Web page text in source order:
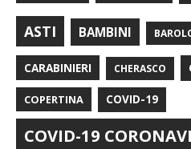
ASTI BAMBINI
CARABINIERI CHERASCO
COPERTINA COVID-19
COVID-19